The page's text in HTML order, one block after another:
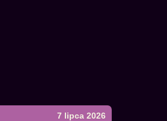
7 lipca 2026